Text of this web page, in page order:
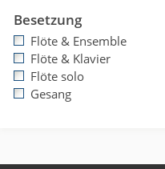
Besetzung
Flöte & Ensemble
Flöte & Klavier
Flöte solo
Gesang